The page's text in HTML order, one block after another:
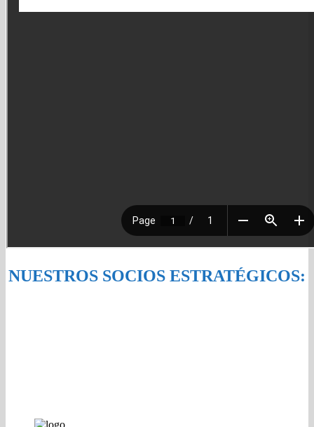
NUESTROS SOCIOS ESTRATÉGICOS: